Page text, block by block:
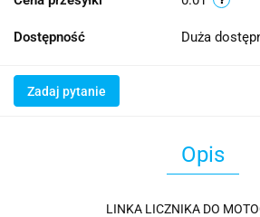
Dostępność Duża
Zadaj pytanie
Opis
LINKA LICZNIKA DO